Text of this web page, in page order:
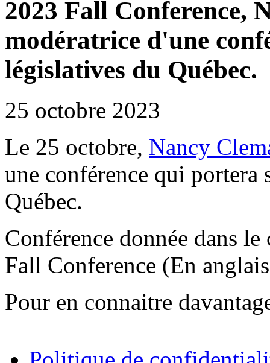
2023 Fall Conference,
modératrice d'une
législatives du Québec.
25 octobre 2023
Le 25 octobre, Nancy
une conférence qui portera
Québec.
Conférence donnée dans
Fall Conference (En
Pour en connaitre